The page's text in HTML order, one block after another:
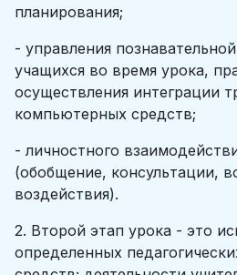
планирования;
- управления
учащихся во время урока,
осуществления интеграции
компьютерных средств;
- личностного
(обобщение, консультации,
воздействия).
2. Второй этап урока - это
определенных